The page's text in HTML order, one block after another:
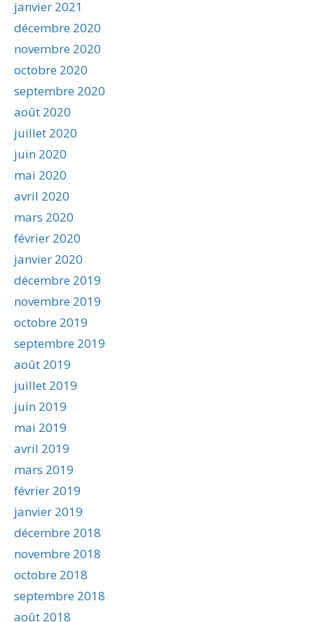
janvier 2021
décembre 2020
novembre 2020
octobre 2020
septembre 2020
août 2020
juillet 2020
juin 2020
mai 2020
avril 2020
mars 2020
février 2020
janvier 2020
décembre 2019
novembre 2019
octobre 2019
septembre 2019
août 2019
juillet 2019
juin 2019
mai 2019
avril 2019
mars 2019
février 2019
janvier 2019
décembre 2018
novembre 2018
octobre 2018
septembre 2018
août 2018